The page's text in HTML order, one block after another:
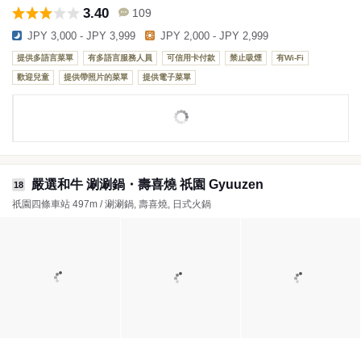
3.40 109
JPY 3,000 - JPY 3,999 JPY 2,000 - JPY 2,999
提供多語言菜單 有多語言服務人員 可信用卡付款 禁止吸煙 有Wi-Fi
歡迎兒童 提供帶照片的菜單 提供電子菜單
18 嚴選和牛 涮涮鍋・壽喜燒 祇園 Gyuuzen
祇園四條車站 497m / 涮涮鍋, 壽喜燒, 日式火鍋